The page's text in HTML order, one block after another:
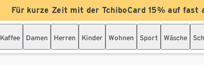
Für kurze Zeit mit der TchiboCard 15% auf fast
Kaffee Damen Herren Kinder Wohnen Sport Wäsche